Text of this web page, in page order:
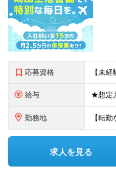
応募資格
給与
勤務地
求人を見る